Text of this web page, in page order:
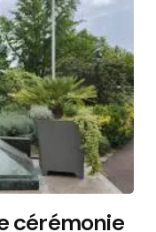
cérémonie